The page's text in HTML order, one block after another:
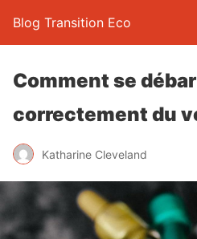
Blog Transition Eco
Comment se
correctement du
Katharine Cleveland